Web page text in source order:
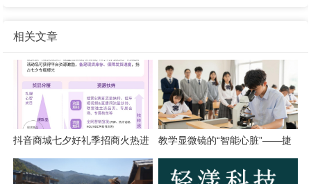
相关文章
抖音商城七夕好礼季招商火热进
行中，爆单攻略轻松解锁！
教学显微镜的“智能心脏”——捷